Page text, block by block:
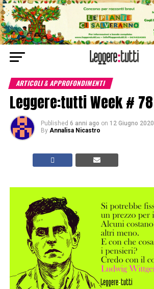
ARTICOLI & APPROFONDIMENTI
Leggere:tutti Week # 78
Published 6 anni ago on 12 Giugno 2020
By Annalisa Nicastro